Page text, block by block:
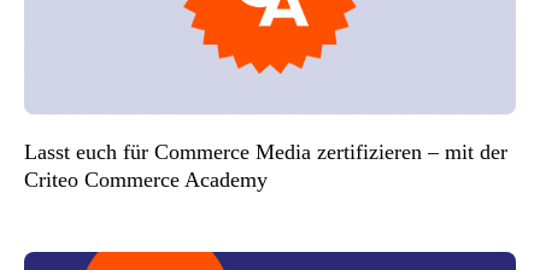
Lasst euch für Commerce Media zertifizieren – mit der
Criteo Commerce Academy